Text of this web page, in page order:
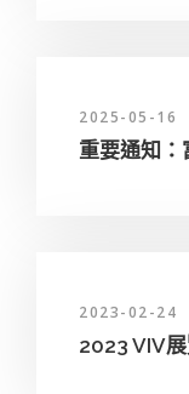
2025-05-16
重要通知：
2023-02-24
2023 VIV